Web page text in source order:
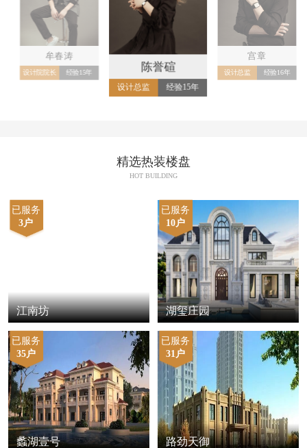
牟春涛
设计院院长 经验15年 陈誉碹
设计总监 经验15年
宫章
设计总监 经验16年
精选热装楼盘
HOT BUILDING
已服务
3户
江南坊
已服务
10户
湖玺庄园
已服务
35户
蠡湖壹号
已服务
31户
路劲天御